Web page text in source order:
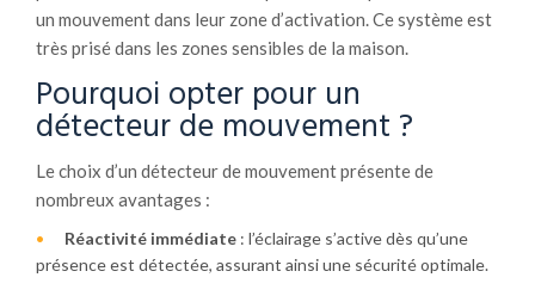
un mouvement dans leur zone d’activation. Ce système est
très prisé dans les zones sensibles de la maison.
Pourquoi opter pour un
détecteur de mouvement ?
Le choix d’un détecteur de mouvement présente de
nombreux avantages :
Réactivité immédiate : l’éclairage s’active dès qu’une
présence est détectée, assurant ainsi une sécurité optimale.